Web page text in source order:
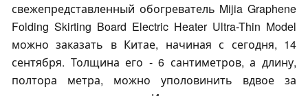
свежепредставленный обогреватель Mijia Graphene
Folding Skirting Board Electric Heater Ultra-Thin Model
можно заказать в Китае, начиная с сегодня, 14
сентября. Толщина его - 6 сантиметров, а длину,
полтора метра, можно уполовинить вдвое за